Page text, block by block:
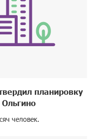
планировку
человек.